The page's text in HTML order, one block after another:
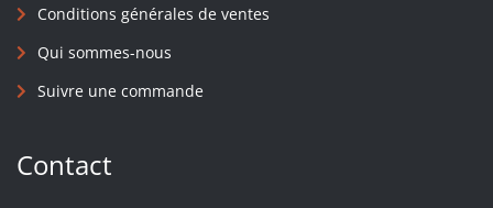
Conditions générales de ventes
Qui sommes-nous
Suivre une commande
Contact